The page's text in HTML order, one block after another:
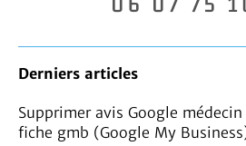
Derniers articles
Supprimer avis Google
fiche gmb (Google My